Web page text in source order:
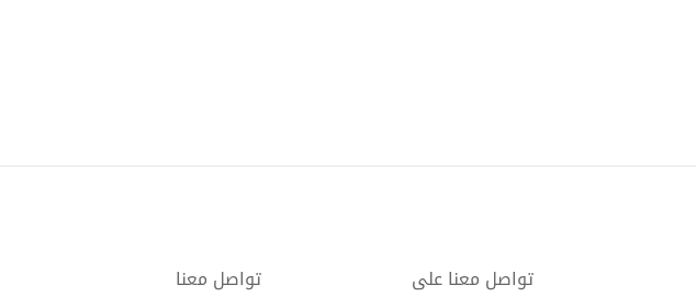
تواصل معنا تواصل معنا على